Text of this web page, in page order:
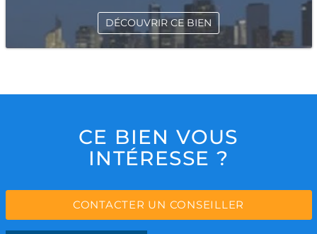
DÉCOUVRIR CE BIEN
CE BIEN VOUS
INTÉRESSE ?
CONTACTER UN CONSEILLER